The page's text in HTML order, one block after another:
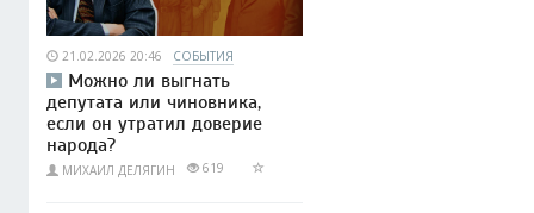
21.02.2026 20:46 СОБЫТИЯ
Можно ли выгнать
депутата или чиновника,
если он утратил доверие
народа?
МИХАИЛ ДЕЛЯГИН 619